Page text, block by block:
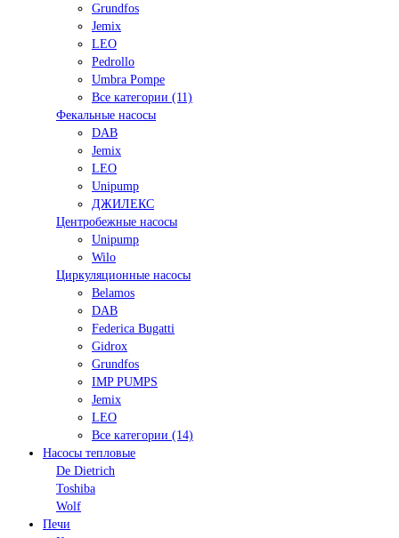
Grundfos
Jemix
LEO
Pedrollo
Umbra Pompe
Все категории (11)
Фекальные насосы
DAB
Jemix
LEO
Unipump
ДЖИЛЕКС
Центробежные насосы
Unipump
Wilo
Циркуляционные насосы
Belamos
DAB
Federica Bugatti
Gidrox
Grundfos
IMP PUMPS
Jemix
LEO
Все категории (14)
Насосы тепловые
De Dietrich
Toshiba
Wolf
Печи